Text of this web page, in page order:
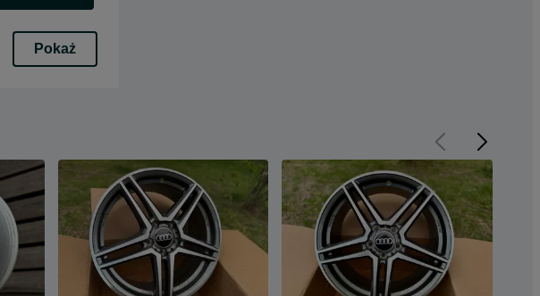
Pokaż